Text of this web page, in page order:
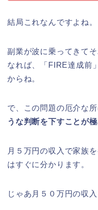
結局これなんですよね。
副業が波に乗ってきて
なれば、「FIRE達成前
からね。
で、この問題の厄介な
うな判断を下すことが極
月５万円の収入で家族
はすぐに分かります。
じゃあ月５０万円の収